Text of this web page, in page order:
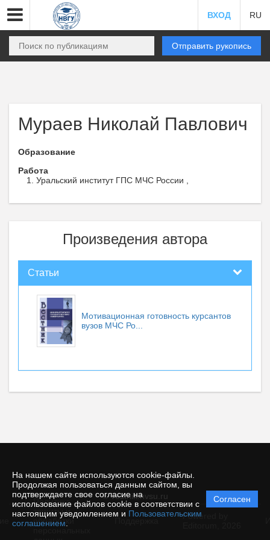
На нашем сайте используются cookie-файлы.
Продолжая пользоваться данным сайтом, вы
подтверждаете свое согласие на
использование файлов cookie в соответствии с
настоящим уведомлением и Пользовательским
соглашением
Согласен
ВХОД RU
Отправить рукопись
Мураев Николай Павлович
Образование
Работа
Уральский институт ГПС МЧС России ,
Произведения автора
Статьи
Мотивационная готовность курсантов
вузов МЧС Ро...
© vestnik.nvsu.ru
Политика
защиты и
обработки
Powered by